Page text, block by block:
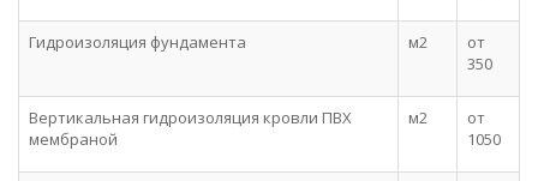
Гидроизоляция фундамента м2
от
350
Вертикальная гидроизоляция кровли ПВХ
мембраной
м2
от
1050